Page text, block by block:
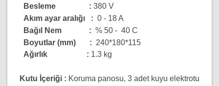
Besleme
: 380 V
Akım ayar aralığı : 0 - 18 A
Bağıl Nem : % 50 - 40 C
Boyutlar (mm) : 240*180*115
Ağırlık : 1.3 kg
Kutu İçeriği : Koruma panosu, 3 adet kuyu elektrotu